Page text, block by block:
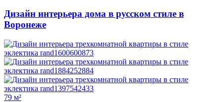
Дизайн интерьера дома в русском стиле в
Воронеже
79 м²